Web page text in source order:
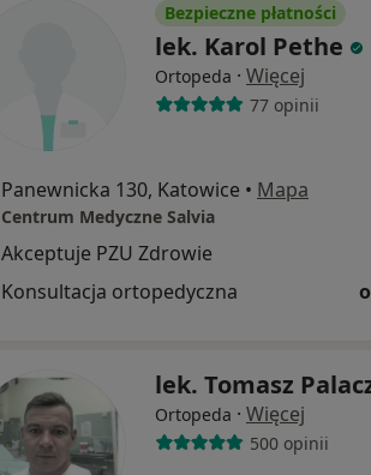
Bezpieczne płatności
lek. Karol Pethe
Ortopeda · Więcej
77 opinii
Panewnicka 130, Katowice • Mapa
Centrum Medyczne Salvia
Akceptuje PZU Zdrowie
Konsultacja ortopedyczna
lek. Tomasz
Ortopeda · Więcej
500 opinii